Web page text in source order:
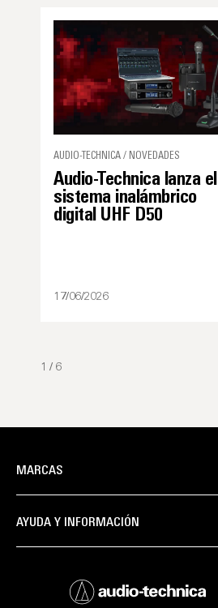
AUDIO-TECHNICA / NOVEDADES
Audio-Technica lanza el
sistema inalámbrico
digital UHF D50
17/06/2026
1 / 6
MARCAS
AYUDA Y INFORMACIÓN